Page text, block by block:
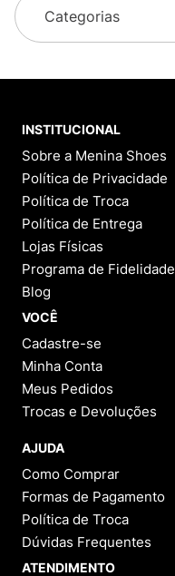
Categorias
INSTITUCIONAL
Sobre a Menina Shoes
Política de Privacidade
Política de Troca
Política de Entrega
Lojas Físicas
Programa de Fidelidade
Blog
VOCÊ
Cadastre-se
Minha Conta
Meus Pedidos
Trocas e Devoluções
AJUDA
Como Comprar
Formas de Pagamento
Política de Troca
Dúvidas Frequentes
ATENDIMENTO